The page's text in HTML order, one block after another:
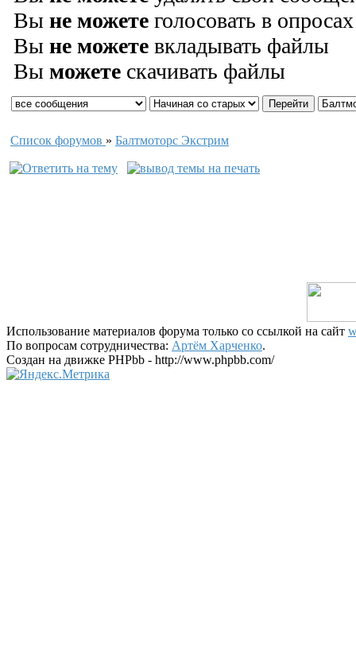
Вы не можете голосовать в опросах
Вы не можете вкладывать файлы
Вы можете скачивать файлы
Список форумов » Балтмоторс Экстрим
Использование материалов форума только со ссылкой на сайт
По вопросам сотрудничества: Артём Харченко.
Создан на движке PHPbb - http://www.phpbb.com/